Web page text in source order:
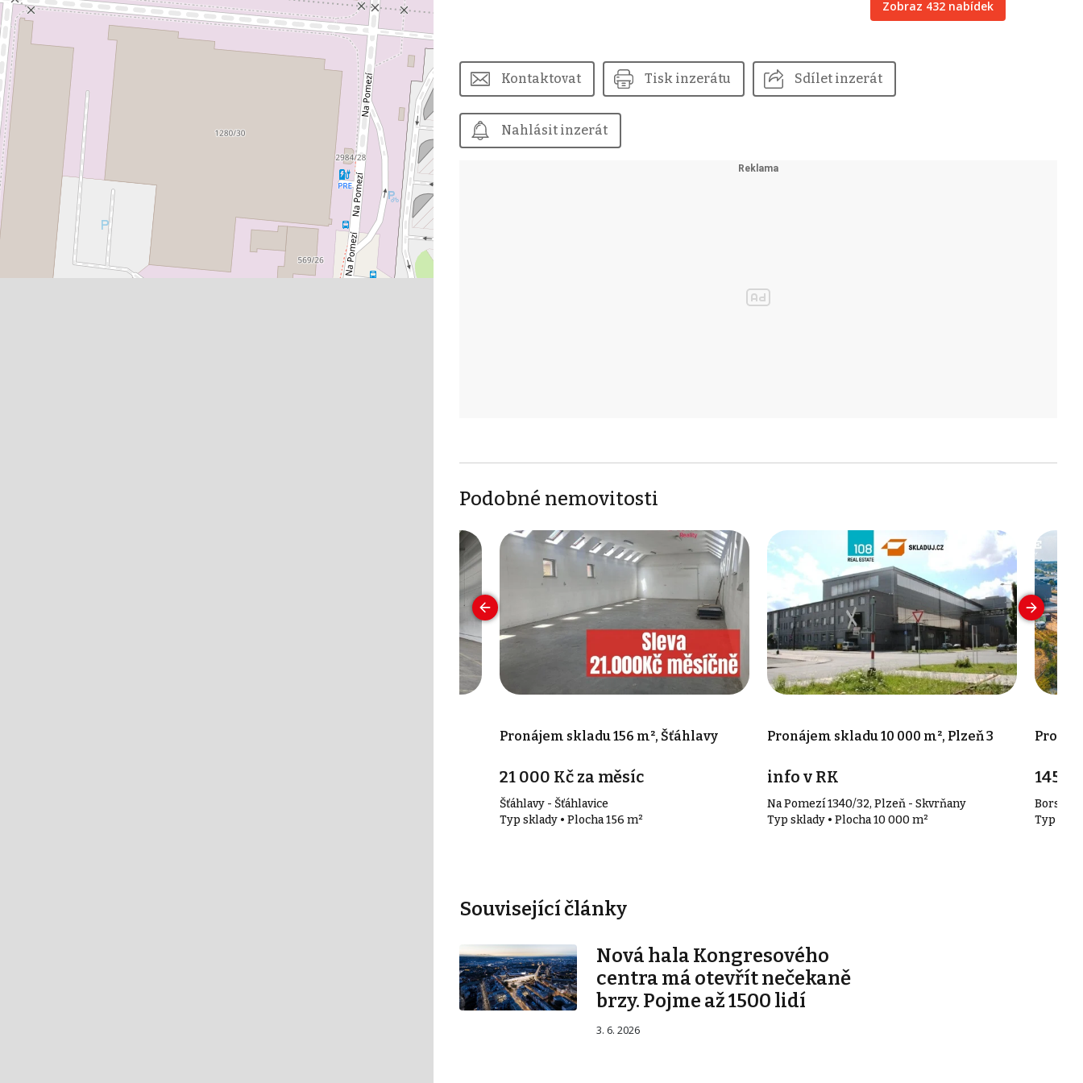
Zobraz 432 nabídek
Kontaktovat Tisk inzerátu Sdílet inzerát
Nahlásit inzerát
Podobné nemovitosti
Pronájem skladu 156 m², Šťáhlavy
21 000 Kč za měsíc
Šťáhlavy - Šťáhlavice
Typ sklady • Plocha 156 m²
Pronájem skladu 10 000 m², Plzeň 3
info v RK
Na Pomezí 1340/32, Plzeň - Skvrňany
Typ sklady • Plocha 10 000 m²
145
Borská,
Typ
Související články
Nová hala Kongresového
centra má otevřít nečekaně
brzy. Pojme až 1500 lidí
3. 6. 2026